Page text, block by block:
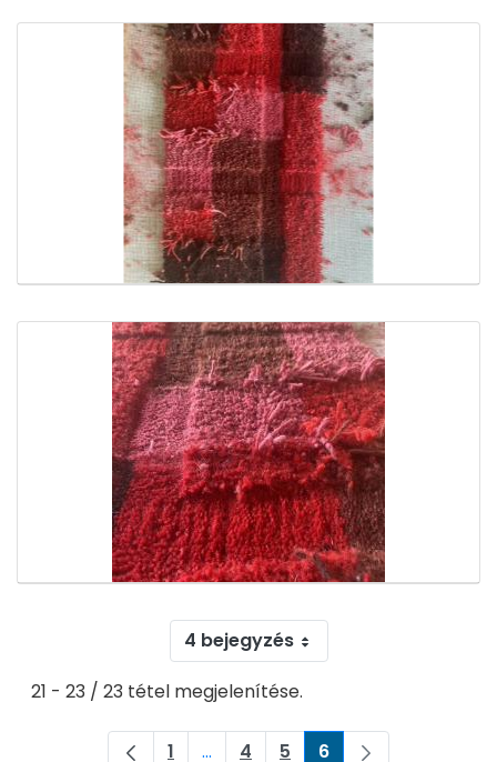
4 bejegyzés
21 - 23 / 23 tétel megjelenítése.
1 ... 4 5 6